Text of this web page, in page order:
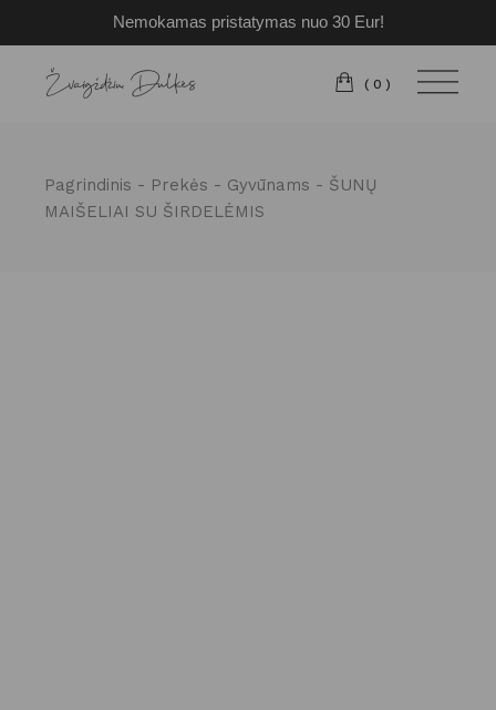
Nemokamas pristatymas nuo 30 Eur!
Pereiti
turinio
(0)
Pagrindinis Prekės Gyvūnams
ŠUNŲ
MAIŠELIAI SU ŠIRDELĖMIS